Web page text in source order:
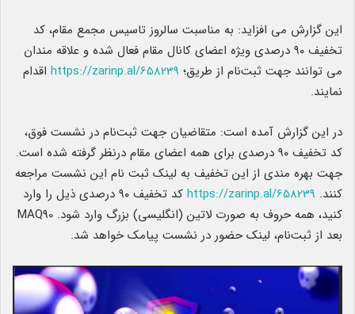
این گزارش می افزاید: به مناسبت سالروز تاسیس مجمع مقام، کد
تخفیف ۹۰ درصدی ویژه اعضای کانال مقام فعال شده و علاقه مندان
می توانند جهت ثبت‌نام از طریق؛ https://zarinp.al/658239 اقدام
نمایند.
در این گزارش آمده است: متقاضیان جهت ثبت‌نام در نشست فوق،
کد تخفیف ۹۰ درصدی برای همه اعضای مقام درنظر گرفته شده است.
جهت بهره مندی از این تخفیف به لینک ثبت نام این نشست مراجعه
کنند. https://zarinp.al/658239
کد تخفیف ۹۰ درصدی ذیل را وارد
کنید، همه حروف به صورت لاتین (انگلیسی) بزرگ وارد شود. MAQ90
بعد از ثبت‌نام، لینک حضور در نشست پیامک خواهد شد. ️️️️️